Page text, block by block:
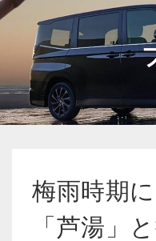
梅雨時期
「芦湯」